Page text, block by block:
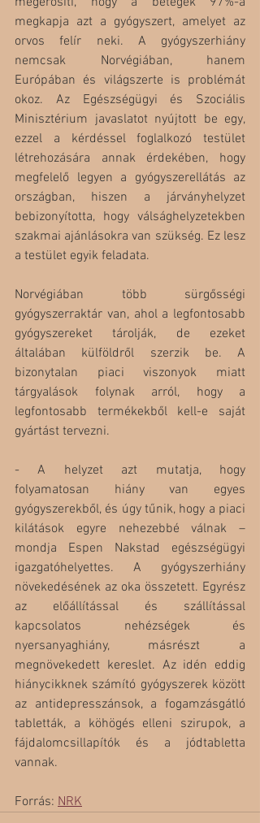
megkapja azt a gyógyszert, amelyet az
orvos felír neki. A gyógyszerhiány
nemcsak Norvégiában, hanem
Európában és világszerte is problémát
okoz. Az Egészségügyi és Szociális
Minisztérium javaslatot nyújtott be egy,
ezzel a kérdéssel foglalkozó testület
létrehozására annak érdekében, hogy
megfelelő legyen a gyógyszerellátás az
országban, hiszen a járványhelyzet
bebizonyította, hogy válsághelyzetekben
szakmai ajánlásokra van szükség. Ez lesz
a testület egyik feladata.
Norvégiában több sürgősségi
gyógyszerraktár van, ahol a legfontosabb
gyógyszereket tárolják, de ezeket
általában külföldről szerzik be. A
bizonytalan piaci viszonyok miatt
tárgyalások folynak arról, hogy a
legfontosabb termékekből kell-e saját
gyártást tervezni.
- A helyzet azt mutatja, hogy
folyamatosan hiány van egyes
gyógyszerekből, és úgy tűnik, hogy a piaci
kilátások egyre nehezebbé válnak –
mondja Espen Nakstad egészségügyi
igazgatóhelyettes. A gyógyszerhiány
növekedésének az oka összetett. Egyrész
az előállítással és szállítással
kapcsolatos nehézségek és
nyersanyaghiány, másrészt a
megnövekedett kereslet. Az idén eddig
hiánycikknek számító gyógyszerek között
az antidepresszánsok, a fogamzásgátló
tabletták, a köhögés elleni szirupok, a
fájdalomcsillapítók és a jódtabletta
vannak.
Forrás: NRK